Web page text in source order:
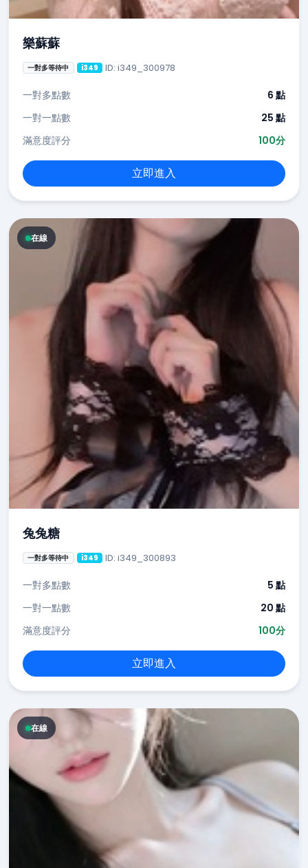
樂蘇蘇
一對多等待中 i349 ID: i349_300978
一對多點數
6 點
一對一點數
25 點
滿意度評分
100分
立即進入
在線
兔兔糖
一對多等待中 i349 ID: i349_300893
一對多點數
5 點
一對一點數
20 點
滿意度評分
100分
立即進入
在線